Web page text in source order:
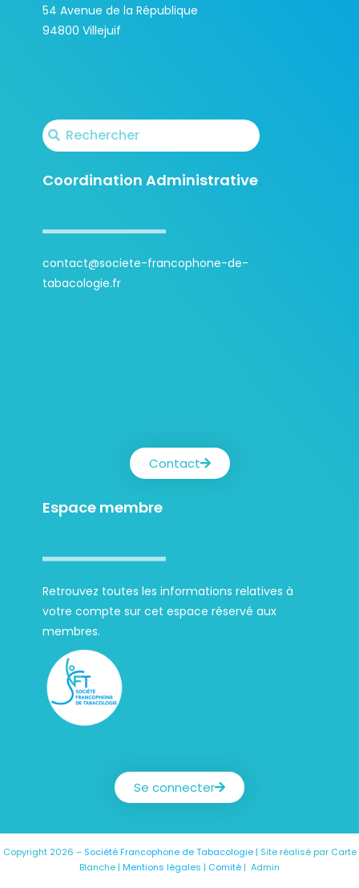
54 Avenue de la République
94800 Villejuif
Coordination Administrative
contact@societe-francophone-de-
tabacologie.fr
Contact
Espace membre
Retrouvez toutes les informations relatives à
votre compte sur cet espace réservé aux
membres.
Se connecter
Copyright 2026 – Société Francophone de Tabacologie| Site réalisé par Carte
Blanche | Mentions légales | Comité | Admin